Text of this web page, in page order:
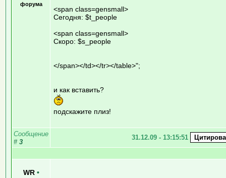
форума
<span class=gensmall>
Сегодня: $t_people
<span class=gensmall>
Скоро: $s_people
</span></td></tr></table>";
и как вставить?
подскажите плиз!
Сообщение
# 3
31.12.09 - 13:15:51
WR •